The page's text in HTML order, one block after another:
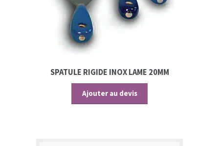
SPATULE RIGIDE INOX LAME 20MM
Ajouter au devis